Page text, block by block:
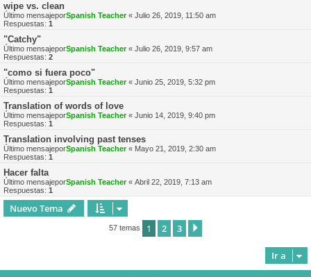
wipe vs. clean
Último mensajeporSpanish Teacher« Julio 26, 2019, 11:50 am
Respuestas: 1
"Catchy"
Último mensajeporSpanish Teacher« Julio 26, 2019, 9:57 am
Respuestas: 2
"como si fuera poco"
Último mensajeporSpanish Teacher« Junio 25, 2019, 5:32 pm
Respuestas: 1
Translation of words of love
Último mensajeporSpanish Teacher« Junio 14, 2019, 9:40 pm
Respuestas: 1
Translation involving past tenses
Último mensajeporSpanish Teacher« Mayo 21, 2019, 2:30 am
Respuestas: 1
Hacer falta
Último mensajeporSpanish Teacher« Abril 22, 2019, 7:13 am
Respuestas: 1
Nuevo Tema
57 temas 1 2 3
Ir a